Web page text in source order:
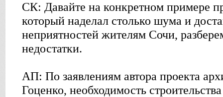
СК: Давайте на конкретном примере
который наделал столько шума и
неприятностей жителям Сочи,
недостатки.
АП: По заявлениям автора проекта
Гоценко, необходимость